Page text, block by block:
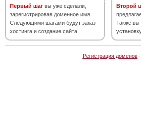
Первый шаг вы уже сделали,
зарегистрировав доменное имя.
Следующими шагами будут заказ
хостинга и создание сайта.
Второй
Также вы
Регистрация доменов·